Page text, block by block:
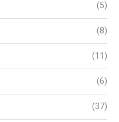
(5)
(8)
(11)
(6)
(37)